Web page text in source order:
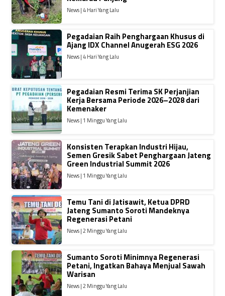
News | 4 Hari Yang Lalu
Pegadaian Raih Penghargaan Khusus di
Ajang IDX Channel Anugerah ESG 2026
News | 4 Hari Yang Lalu
Pegadaian Resmi Terima SK Perjanjian
Kerja Bersama Periode 2026–2028 dari
Kemenaker
News | 1 Minggu Yang Lalu
Konsisten Terapkan Industri Hijau,
Semen Gresik Sabet Penghargaan Jateng
Green Industrial Summit 2026
News | 1 Minggu Yang Lalu
Temu Tani di Jatisawit, Ketua DPRD
Jateng Sumanto Soroti Mandeknya
Regenerasi Petani
News | 2 Minggu Yang Lalu
Sumanto Soroti Minimnya Regenerasi
Petani, Ingatkan Bahaya Menjual Sawah
Warisan
News | 2 Minggu Yang Lalu